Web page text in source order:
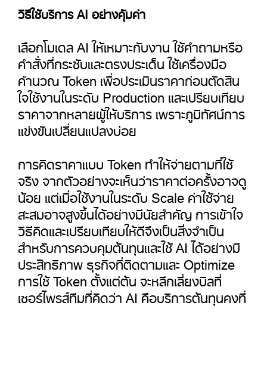
วิธีใช้บริการ AI อย่างคุ้มค่า
เลือกโมเดล AI ให้เหมาะกับงาน ใช้คำถามหรือ
คำสั่งที่กระชับและตรงประเด็น ใช้เครื่องมือ
คำนวณ Token เพื่อประเมินราคาก่อนตัดสิน
ใจใช้งานในระดับ Production และเปรียบเทียบ
ราคาจากหลายผู้ให้บริการ เพราะภูมิทัศน์การ
แข่งขันเปลี่ยนแปลงบ่อย
การคิดราคาแบบToken ทำให้จ่ายตามที่ใช้
จริง จากตัวอย่างจะเห็นว่าราคาต่อครั้งอาจดู
น้อย แต่เมื่อใช้งานในระดับ Scaleค่าใช้จ่าย
สะสมอาจสูงขึ้นได้อย่างมีนัยสำคัญ การเข้าใจ
วิธีคิดและเปรียบเทียบให้ดีจึงเป็นสิ่งจำเป็น
สำหรับการควบคุมต้นทุนและใช้AIได้อย่างมี
ประสิทธิภาพ ธุรกิจที่ติดตามและOptimize
การใช้Tokenตั้งแต่ต้น จะหลีกเลี่ยงบิลที่
เซอร์ไพรส์ทีมที่คิดว่าAI คือบริการต้นทุนคงที่